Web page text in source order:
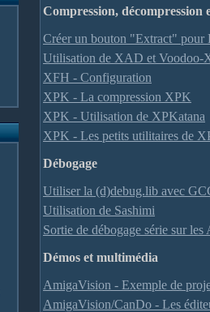
Compression, décompression
Créer un bouton "Extract" pour
Utilisation de XAD et Voodoo-
XFH - Configuration
XPK - La compression XPK
XPK - Utilisation de XPKatana
XPK - Les petits utilitaires de
Débogage
Utiliser la (d)debug.lib avec
Utilisation de Sashimi
Sortie de débogage série sur
Démos et multimédia
AmigaVision - Exemple de
AmigaVision/CanDo - Les